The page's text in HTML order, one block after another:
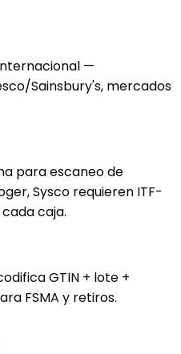
—
Sainsbury's, mercados
para escaneo de
Sysco requieren ITF-
caja.
GTIN + lote +
FSMA y retiros.